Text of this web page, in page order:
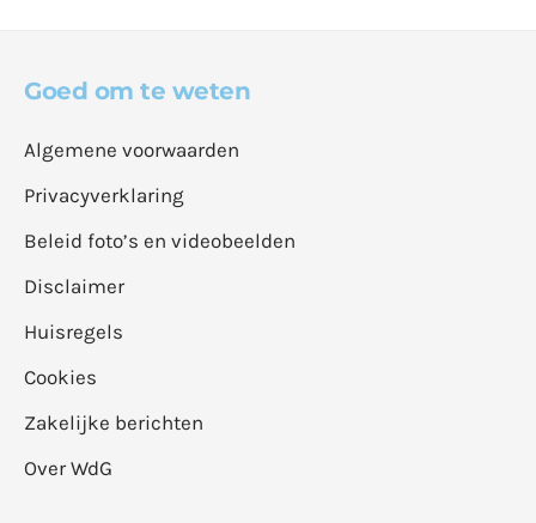
Goed om te weten
Algemene voorwaarden
Privacyverklaring
Beleid foto’s en videobeelden
Disclaimer
Huisregels
Cookies
Zakelijke berichten
Over WdG